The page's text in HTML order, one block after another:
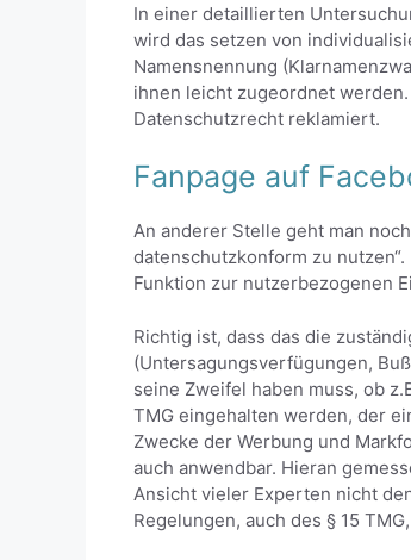
In einer detaillierten
wird das setzen von
Namensnennung
ihnen leicht zugeordnet
Datenschutzrecht reklamiert.
Fanpage auf
An anderer Stelle geht man
datenschutzkonform zu
Funktion zur nutzerbezogenen
Richtig ist, dass das die
(Untersagungsverfügungen,
seine Zweifel haben muss, ob
TMG eingehalten werden, der
Zwecke der Werbung und
auch anwendbar. Hieran
Ansicht vieler Experten nicht
Regelungen, auch des § 15